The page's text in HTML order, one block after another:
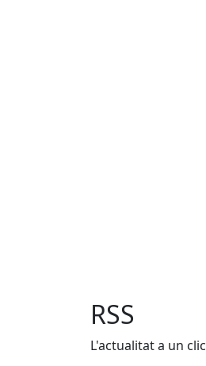
RSS
L'actualitat a un clic